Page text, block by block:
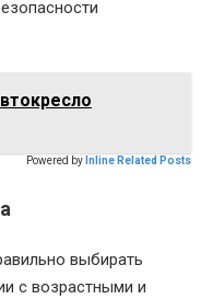
Powered by Inline Related Posts
выбирать
с возрастными и